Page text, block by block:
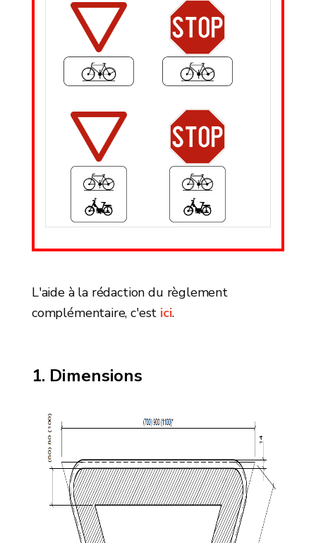
L'aide à la rédaction du règlement
complémentaire, c'est ici.
Dimensions